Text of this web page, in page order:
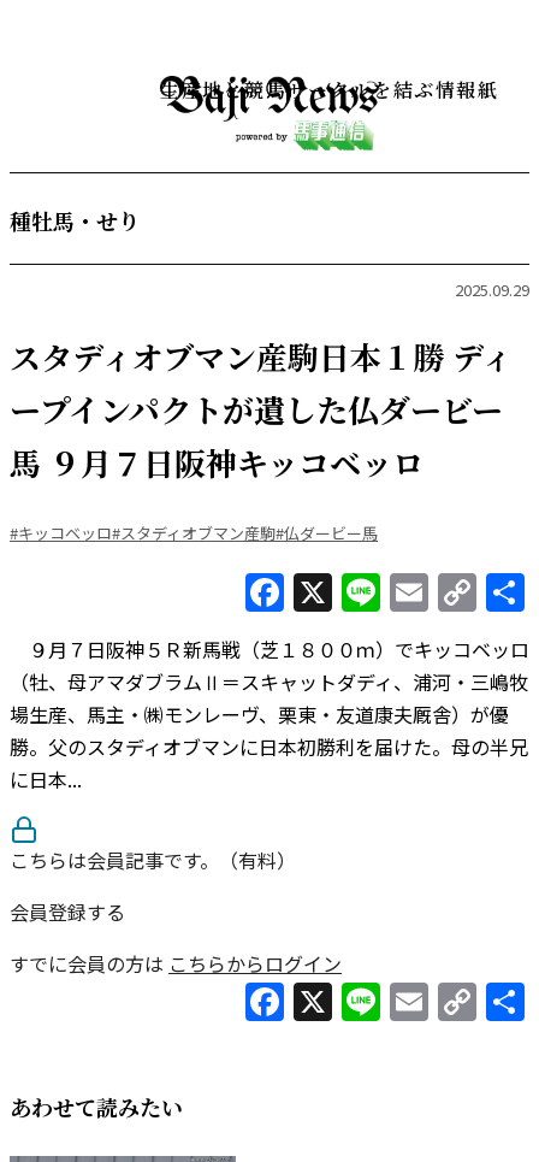
生産地と競馬サークルを結ぶ情報紙
種牡馬・せり
2025.09.29
スタディオブマン産駒日本１勝 ディ
ープインパクトが遺した仏ダービー
馬 ９月７日阪神キッコベッロ
#キッコベッロ#スタディオブマン産駒#仏ダービー馬
Facebook
X LineEmail
９月７日阪神５Ｒ新馬戦（芝１８００ｍ）でキッコベッロ
（牡、母アマダブラムⅡ＝スキャットダディ、浦河・三嶋牧
場生産、馬主・㈱モンレーヴ、栗東・友道康夫厩舎）が優
勝。父のスタディオブマンに日本初勝利を届けた。母の半兄
に日本...
こちらは会員記事です。（有料）
会員登録する
すでに会員の方は こちらからログイン
Facebook
X LineEmail
あわせて読みたい